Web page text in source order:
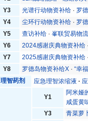
Y3
光谱行动物资补给 · 罗
Y4
尘环行动物资补给 · 罗
Y5
查访补给 ·峯联贸易物
Y6
2024感谢庆典物资补给
Y7
2025感谢庆典物资补给
Y8
罗德岛物资补给X ·“幸
理智药剂 应急理智浓缩液
Y1
阿米娅
咸蛋黄
Y3
青菜萝